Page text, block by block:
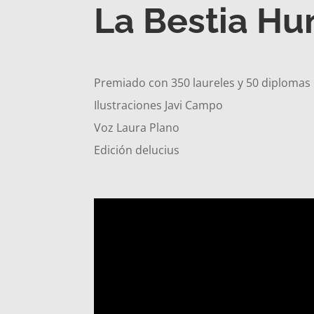
La Bestia
Premiado con 350 laureles y 50 diplomas
Ilustraciones Javi Campo
Voz Laura Plano
Edición delucius